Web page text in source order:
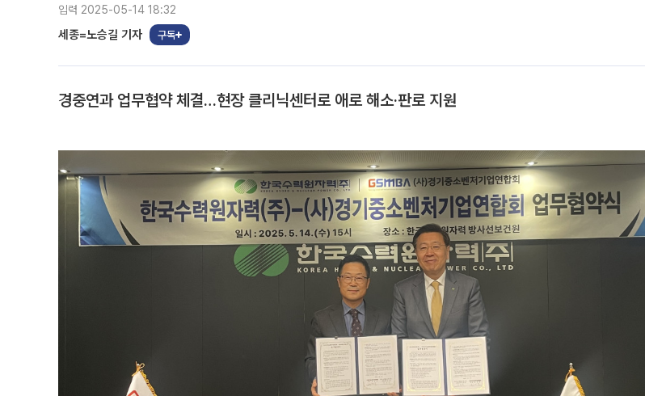
입력 2025-05-14 18:32
세종=노승길 기자 구독
경중연과 업무협약 체결…현장 클리닉센터로 애로 해소·판로 지원